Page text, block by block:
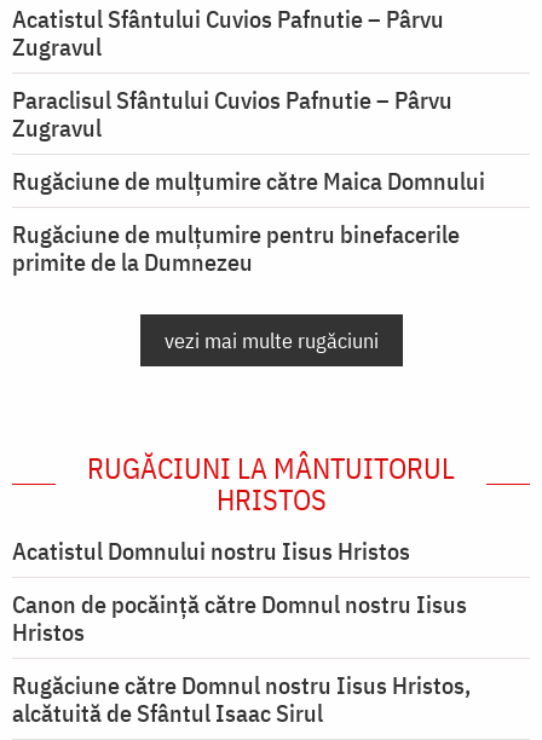
Acatistul Sfântului Cuvios Pafnutie – Pârvu
Zugravul
Paraclisul Sfântului Cuvios Pafnutie – Pârvu
Zugravul
Rugăciune de mulţumire către Maica Domnului
Rugăciune de mulțumire pentru binefacerile
primite de la Dumnezeu
vezi mai multe rugăciuni
RUGĂCIUNI LA MÂNTUITORUL
HRISTOS
Acatistul Domnului nostru Iisus Hristos
Canon de pocăință către Domnul nostru Iisus
Hristos
Rugăciune către Domnul nostru Iisus Hristos,
alcătuită de Sfântul Isaac Sirul